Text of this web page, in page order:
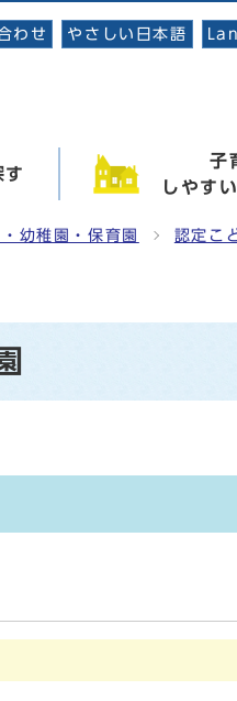
わせ やさしい日本語
す
子
しやす
幼稚園・保育園 認定こ